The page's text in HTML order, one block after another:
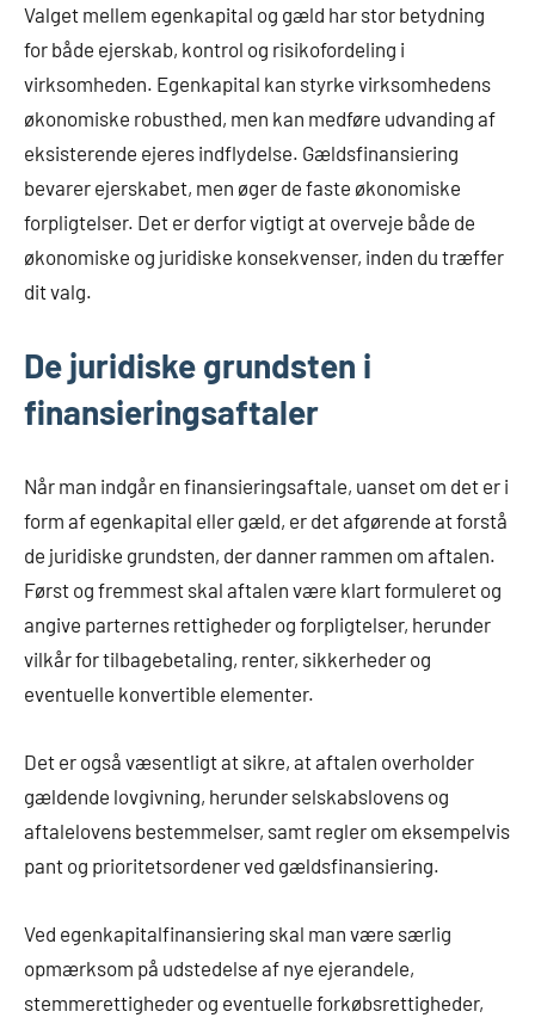
Valget mellem egenkapital og gæld har stor betydning
for både ejerskab, kontrol og risikofordeling i
virksomheden. Egenkapital kan styrke virksomhedens
økonomiske robusthed, men kan medføre udvanding af
eksisterende ejeres indflydelse. Gældsfinansiering
bevarer ejerskabet, men øger de faste økonomiske
forpligtelser. Det er derfor vigtigt at overveje både de
økonomiske og juridiske konsekvenser, inden du træffer
dit valg.
De juridiske grundsten i
finansieringsaftaler
Når man indgår en finansieringsaftale, uanset om det er i
form af egenkapital eller gæld, er det afgørende at forstå
de juridiske grundsten, der danner rammen om aftalen.
Først og fremmest skal aftalen være klart formuleret og
angive parternes rettigheder og forpligtelser, herunder
vilkår for tilbagebetaling, renter, sikkerheder og
eventuelle konvertible elementer.
Det er også væsentligt at sikre, at aftalen overholder
gældende lovgivning, herunder selskabslovens og
aftalelovens bestemmelser, samt regler om eksempelvis
pant og prioritetsordener ved gældsfinansiering.
Ved egenkapitalfinansiering skal man være særlig
opmærksom på udstedelse af nye ejerandele,
stemmerettigheder og eventuelle forkøbsrettigheder,